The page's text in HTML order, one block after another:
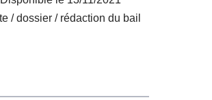
/ dossier / rédaction du bail